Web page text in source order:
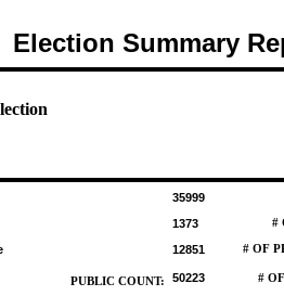
Election Summary
35999
1373 #
12851 # OF
PUBLIC COUNT: 50223 #